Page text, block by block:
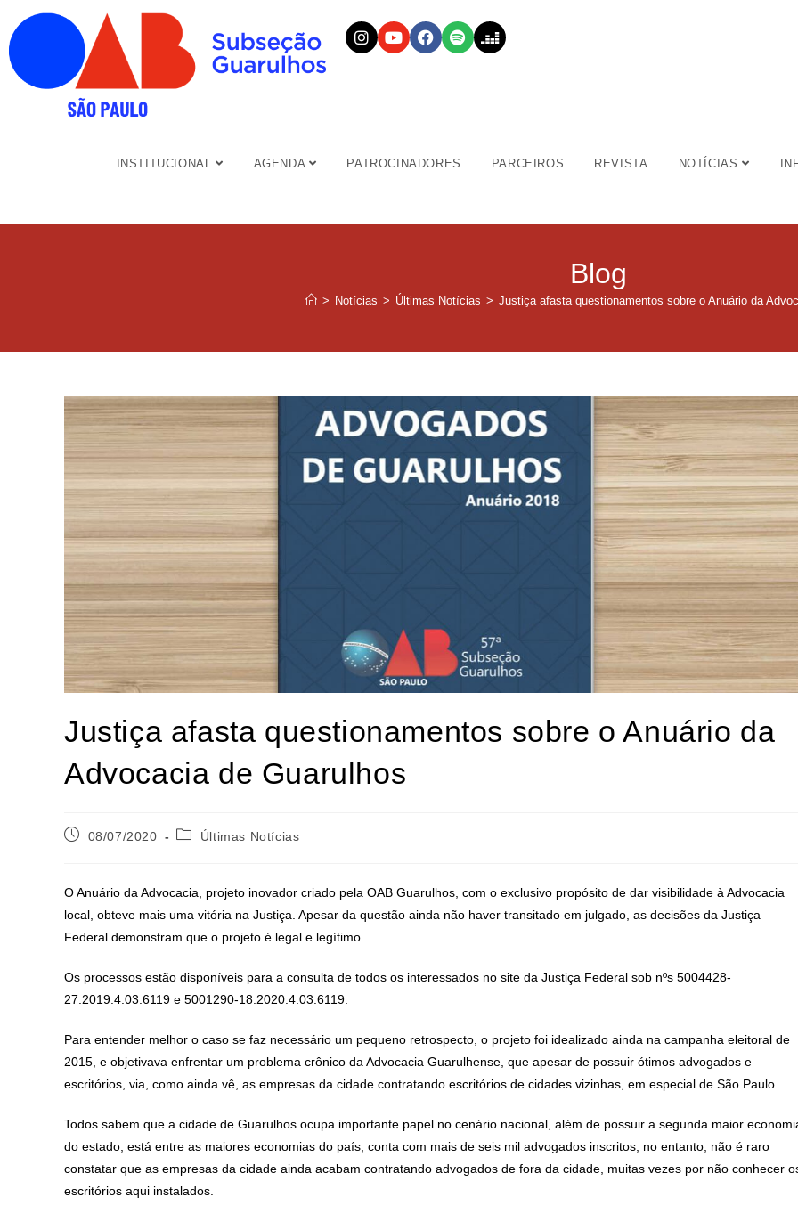
INSTITUCIONAL AGENDA PATROCINADORES PARCEIROS REVISTA NOTÍCIAS
Blog
> Notícias > Últimas Notícias > Justiça afasta questionamentos sobre o Anuário da
Justiça afasta questionamentos sobre o Anuário da
Advocacia de Guarulhos
08/07/2020 Últimas Notícias
O Anuário da Advocacia, projeto inovador criado pela OAB Guarulhos, com o exclusivo propósito de dar visibilidade à Advocacia
local, obteve mais uma vitória na Justiça. Apesar da questão ainda não haver transitado em julgado, as decisões da Justiça
Federal demonstram que o projeto é legal e legítimo.
Os processos estão disponíveis para a consulta de todos os interessados no site da Justiça Federal sob nºs 5004428-
27.2019.4.03.6119 e 5001290-18.2020.4.03.6119.
Para entender melhor o caso se faz necessário um pequeno retrospecto, o projeto foi idealizado ainda na campanha eleitoral de
2015, e objetivava enfrentar um problema crônico da Advocacia Guarulhense, que apesar de possuir ótimos advogados e
escritórios, via, como ainda vê, as empresas da cidade contratando escritórios de cidades vizinhas, em especial de São Paulo.
Todos sabem que a cidade de Guarulhos ocupa importante papel no cenário nacional, além de possuir a segunda maior
do estado, está entre as maiores economias do país, conta com mais de seis mil advogados inscritos, no entanto, não é raro
constatar que as empresas da cidade ainda acabam contratando advogados de fora da cidade, muitas vezes por não conhecer
escritórios aqui instalados.